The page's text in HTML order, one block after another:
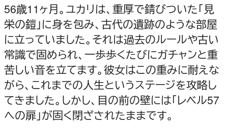
56歳11ヶ月。ユカリは、重厚で錆びついた「見
栄の鎧」に身を包み、古代の遺跡のような部屋
に立っていました。それは過去のルールや古い
常識で固められ、一歩歩くたびにガチャンと重
苦しい音を立てます。彼女はこの重みに耐えな
がら、これまでの人生というステージを攻略し
てきました。しかし、目の前の壁には「レベル57
への扉」が固く閉ざされたままです。